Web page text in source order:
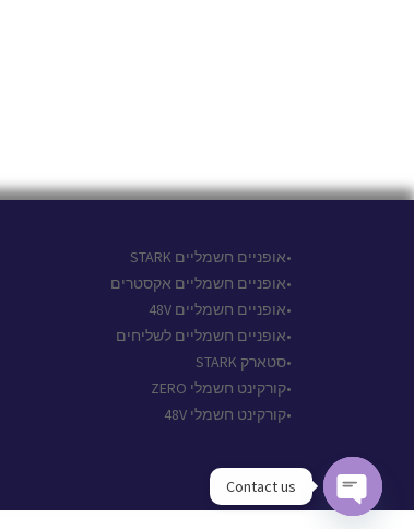
•אופניים חשמליים STARK
•אופניים חשמליים אקסטרים
•אופניים חשמליים 48V
•אופניים חשמליים לשליחים
•סטארק STARK
•קורקינט חשמלי ZERO
•קורקינט חשמלי 48V
Contact us
Open chaty